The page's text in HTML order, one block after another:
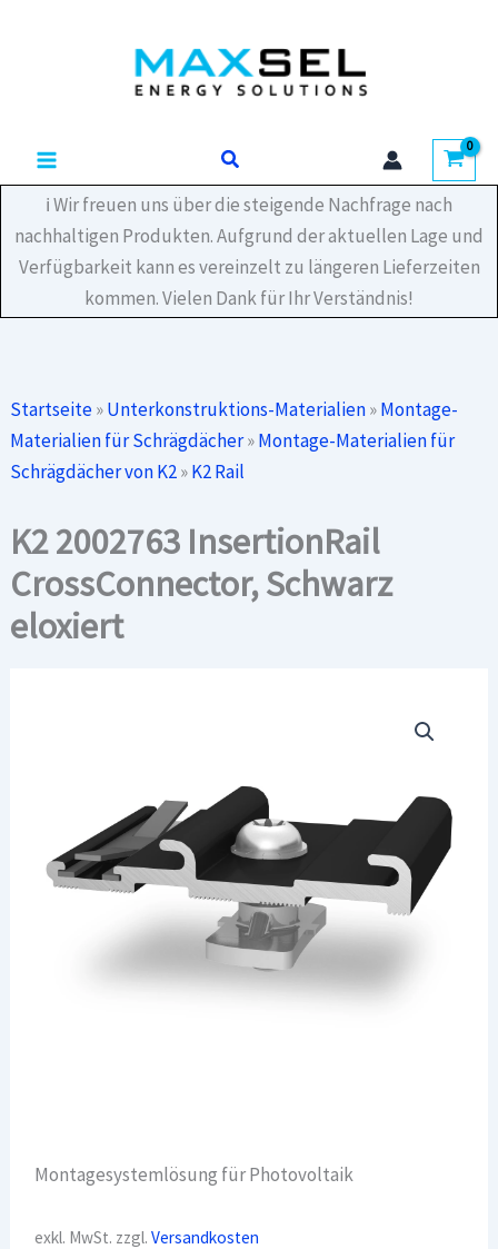
Suchen
ℹ️ Wir freuen uns über die steigende Nachfrage nach
nachhaltigen Produkten. Aufgrund der aktuellen Lage und
Verfügbarkeit kann es vereinzelt zu längeren Lieferzeiten
kommen. Vielen Dank für Ihr Verständnis!
Startseite»Unterkonstruktions-Materialien»Montage-
Materialien für Schrägdächer»Montage-Materialien für
Schrägdächer von K2»K2 Rail
K2 2002763 InsertionRail
CrossConnector, Schwarz
eloxiert
Montagesystemlösung für Photovoltaik
exkl. MwSt. zzgl.Versandkosten